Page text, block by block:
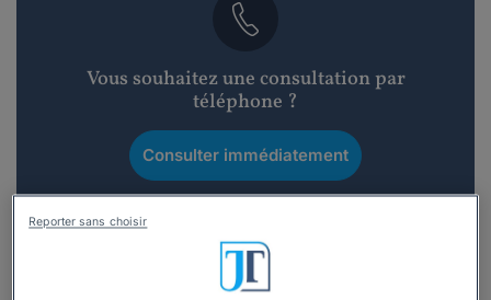
Vous souhaitez une consultation par
téléphone ?
Consulter immédiatement
Reporter sans choisir